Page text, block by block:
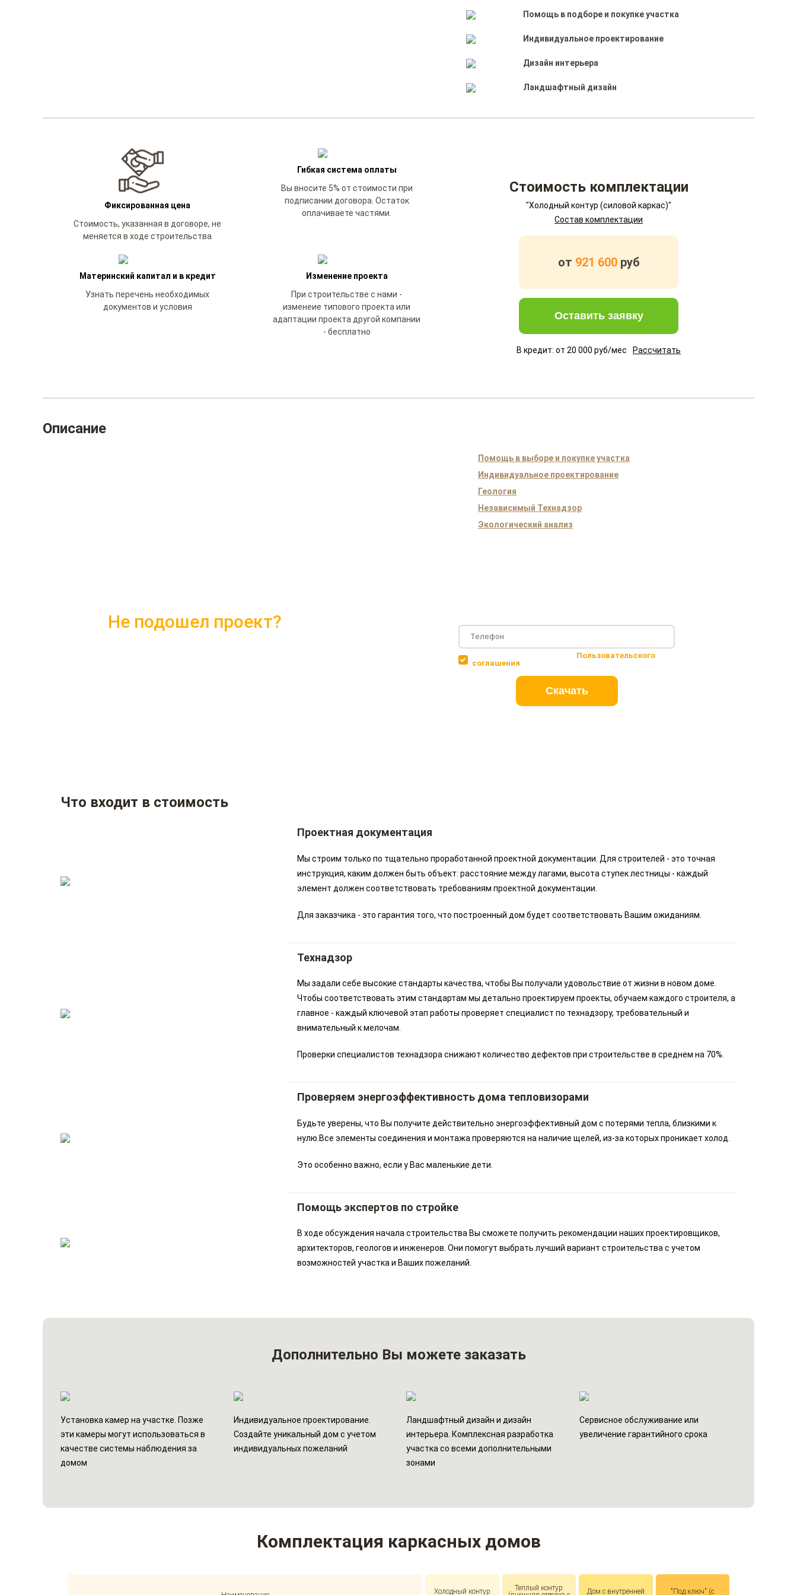
Помощь в подборе и покупке участка
Индивидуальное проектирование
Дизайн интерьера
Ландшафтный дизайн
Фиксированная цена
Стоимость, указанная в договоре, не
меняется в ходе строительства
Гибкая система оплаты
Вы вносите 5% от стоимости при
подписании договора. Остаток
оплачиваете частями.
Материнский капитал и в кредит
Узнать перечень необходимых
документов и условия
Изменение проекта
При строительстве с нами -
изменеие типового проекта или
адаптации проекта другой компании
- бесплатно
Стоимость комплектации
"Холодный контур (силовой каркас)"
Состав комплектации
от 921 600 руб
Оставить заявку
В кредит: от 20 000 руб/мес Рассчитать
Описание
Помощь в выборе и покупке участка
Индивидуальное проектирование
Геология
Независимый Технадзор
Экологический анализ
Не подошел проект?
Пользовательского
соглашения
Скачать
Что входит в стоимость
Проектная документация
Мы строим только по тщательно проработанной проектной документации. Для строителей - это точная
инструкция, каким должен быть объект: расстояние между лагами, высота ступек лестницы - каждый
элемент должен соответствовать требованиям проектной документации.
Для заказчика - это гарантия того, что построенный дом будет соответствовать Вашим ожиданиям.
Технадзор
Мы задали себе высокие стандарты качества, чтобы Вы получали удовольствие от жизни в новом доме.
Чтобы соответствовать этим стандартам мы детально проектируем проекты, обучаем каждого строителя, а
главное - каждый ключевой этап работы проверяет специалист по технадзору, требовательный и
внимательный к мелочам.
Проверки специалистов технадзора снижают количество дефектов при строительстве в среднем на 70%.
Проверяем энергоэффективность дома тепловизорами
Будьте уверены, что Вы получите действительно энергоэффективный дом с потерями тепла, близкими к
нулю.Все элементы соединения и монтажа проверяются на наличие щелей, из-за которых проникает холод.
Это особенно важно, если у Вас маленькие дети.
Помощь экспертов по стройке
В ходе обсуждения начала строительства Вы сможете получить рекомендации наших проектировщиков,
архитекторов, геологов и инженеров. Они помогут выбрать лучший вариант строительства с учетом
возможностей участка и Ваших пожеланий.
Дополнительно Вы можете заказать
Установка камер на участке. Позже
эти камеры могут использоваться в
качестве системы наблюдения за
домом
Индивидуальное проектирование.
Создайте уникальный дом с учетом
индивидуальных пожеланий
Ландшафтный дизайн и дизайн
интерьера. Комплексная разработка
участка со всеми дополнительными
зонами
Сервисное обслуживание или
увеличение гарантийного срока
Комплектация каркасных домов
Холодный контур
Теплый контур
Дом с внутренней
"Под ключ" (с